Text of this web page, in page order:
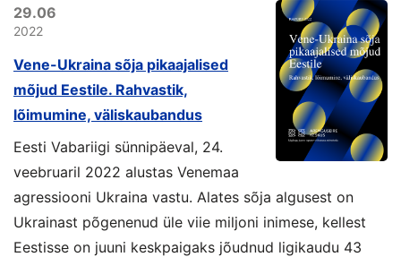
29.06
2022
Vene-Ukraina sõja pikaajalised
mõjud Eestile. Rahvastik,
lõimumine, väliskaubandus
Eesti Vabariigi sünnipäeval, 24.
veebruaril 2022 alustas Venemaa
agressiooni Ukraina vastu. Alates sõja algusest on
Ukrainast põgenenud üle viie miljoni inimese, kellest
Eestisse on juuni keskpaigaks jõudnud ligikaudu 43